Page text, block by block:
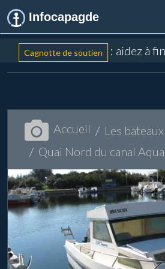
Infocapagde
Cagnotte de soutien : aidez à
Accueil
Les
Quai Nord du canal